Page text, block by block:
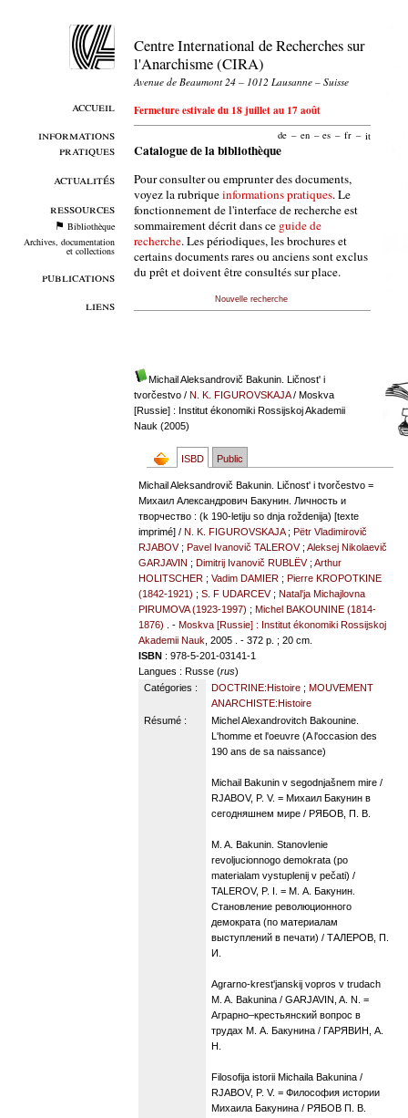
accueil
informations
pratiques
actualités
ressources
Bibliothèque
Archives, documentation
et collections
publications
liens
Centre International de Recherches sur
l'Anarchisme (CIRA)
Avenue de Beaumont 24 – 1012 Lausanne – Suisse
Fermeture estivale du 18 juillet au 17 août
de – en – es – fr – it
Catalogue de la bibliothèque
Pour consulter ou emprunter des documents,
voyez la rubriqueinformations pratiques. Le
fonctionnement de l'interface de recherche est
sommairement décrit dans ce guide de
recherche. Les périodiques, les brochures et
certains documents rares ou anciens sont exclus
du prêt et doivent être consultés sur place.
Nouvelle recherche
Michail Aleksandrovič Bakunin. Ličnost' i
tvorčestvo/ N. K. FIGUROVSKAJA/ Moskva
[Russie] : Institut ékonomiki Rossijskoj Akademii
Nauk (2005)
ISBD Public
Michail Aleksandrovič Bakunin. Ličnost' i tvorčestvo =
Михаил Александрович Бакунин. Личность и
творчество : (k 190-letiju so dnja roždenija) [texte
imprimé] /N. K. FIGUROVSKAJA;Pëtr Vladimirovič
RJABOV;Pavel Ivanovič TALEROV;Aleksej Nikolaevič
GARJAVIN ;Dimitrij Ivanovič RUBLËV;Arthur
HOLITSCHER ;Vadim DAMIER ;Pierre KROPOTKINE
(1842-1921) ;S. F UDARCEV;Natal'ja Michajlovna
PIRUMOVA (1923-1997) ;Michel BAKOUNINE (1814-
1876)
. -Moskva [Russie] : Institut ékonomiki Rossijskoj
Akademii Nauk , 2005 . - 372 p. ; 20 cm.
ISBN : 978-5-201-03141-1
Langues : Russe (rus)
Catégories :
DOCTRINE:Histoire; MOUVEMENT
ANARCHISTE:Histoire
Résumé :
Michel Alexandrovitch Bakounine.
L'homme et l'oeuvre (A l'occasion des
190 ans de sa naissance)
Michail Bakunin v segodnjašnem mire /
RJABOV, P. V. = Михаил Бакунин в
сегодняшнем мире / РЯБОВ, П. В.
M. A. Bakunin. Stanovlenie
revoljucionnogo demokrata (po
materialam vystuplenij v pečati) /
TALEROV, P. I. = М. А. Бакунин.
Становление революционного
демократа (по материалам
выступлений в печати) / ТАЛЕРОВ, П.
И.
Agrarno-krest'janskij vopros v trudach
M. A. Bakunina / GARJAVIN, A. N. =
Аграрно–крестьянский вопрос в
трудах М. А. Бакунина / ГАРЯВИН, А.
Н.
Filosofija istorii Michaila Bakunina /
RJABOV, P. V. = Философия истории
Михаила Бакунина / РЯБОВ П. В.